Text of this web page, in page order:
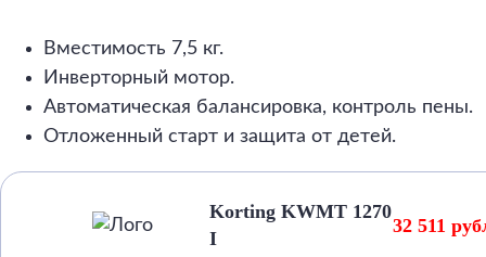
Вместимость 7,5 кг.
Инверторный мотор.
Автоматическая балансировка, контроль пены.
Отложенный старт и защита от детей.
Korting KWMT 1270
I
32 511